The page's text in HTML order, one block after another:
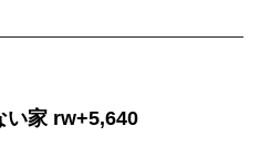
い家 rw+5,640